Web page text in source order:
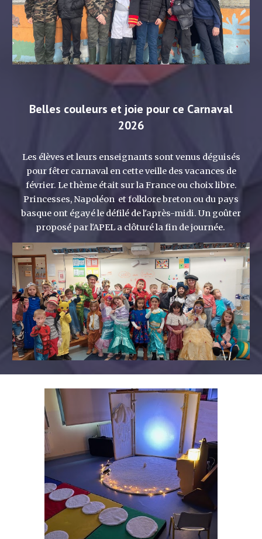
Belles couleurs et joie pour ce Carnaval
2026
Les élèves et leurs enseignants sont venus déguisés
pour fêter carnaval en cette veille des vacances de
février. Le thème était sur la France ou choix libre.
Princesses, Napoléon et folklore breton ou du pays
basque ont égayé le défilé de l'après-midi. Un goûter
proposé par l'APEL a clôturé la fin de journée.